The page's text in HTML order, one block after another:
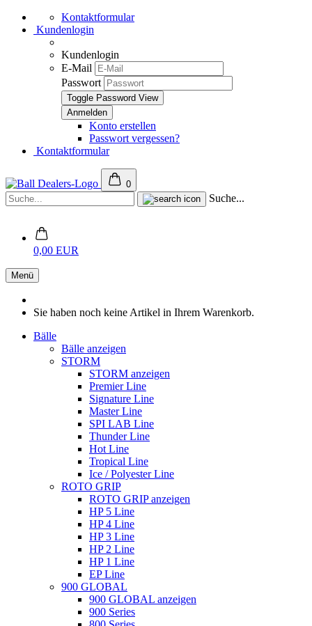
Kontaktformular
Kundenlogin
Kundenlogin
E-Mail
Passwort
Toggle Password View
Konto erstellen
Passwort vergessen?
Kontaktformular
0
Suche...
0,00 EUR
Menü
Sie haben noch keine Artikel in Ihrem Warenkorb.
Bälle
Bälle anzeigen
STORM
STORM anzeigen
Premier Line
Signature Line
Master Line
SPI LAB Line
Thunder Line
Hot Line
Tropical Line
Ice / Polyester Line
ROTO GRIP
ROTO GRIP anzeigen
HP 5 Line
HP 4 Line
HP 3 Line
HP 2 Line
HP 1 Line
EP Line
900 GLOBAL
900 GLOBAL anzeigen
900 Series